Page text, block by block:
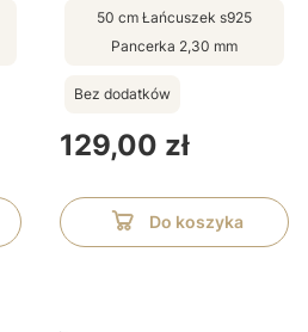
50 cm Łańcuszek s925
Pancerka 2,30 mm
Bez dodatków
Cena
129,00 zł
Do koszyka